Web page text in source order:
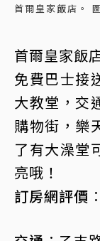
首爾皇家飯店。
首爾皇家飯
免費巴士接
大教堂，交
購物街，樂
了有大澡堂
亮哦！
訂房網評價︰